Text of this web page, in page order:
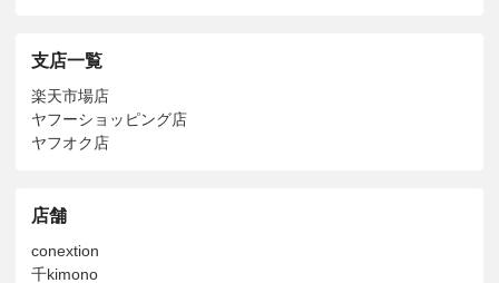
支店一覧
楽天市場店
ヤフーショッピング店
ヤフオク店
店舗
conextion
千kimono